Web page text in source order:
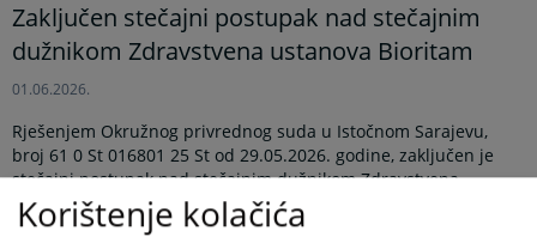
Zaključen stečajni postupak nad stečajnim
dužnikom Zdravstvena ustanova Bioritam
01.06.2026.
Rješenjem Okružnog privrednog suda u Istočnom Sarajevu,
broj 61 0 St 016801 25 St od 29.05.2026. godine, zaključen je
stečajni postupak nad stečajnim dužnikom Zdravstvena
ustanova Bioritam, ul. Vojvode Radomira Putnika 38, Istočno
Sarajevo.
Korištenje kolačića